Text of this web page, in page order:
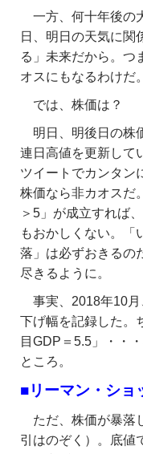
一方、何十年後の
日、明日の天気に関
る」未来だから。つ
オスにもなるわけだ。
では、株価は？
明日、明後日の株
連日高値を更新して
ツイートでカンタン
株価なら非カオスだ
＞5」が成立すれば
もおかしくない。「
落」は必ずおきるの
尽きるように。
事実、2018年10
下げ幅を記録した。
目GDP＝5.5」・・
ところ。
■リーマン・ショ
ただ、株価が暴落
引はのぞく）。底値